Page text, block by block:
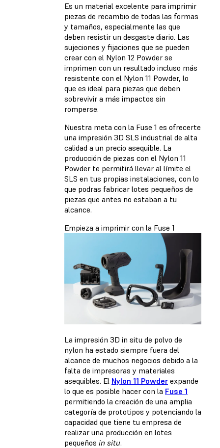
Es un material excelente para imprimir
piezas de recambio de todas las formas
y tamaños, especialmente las que
deben resistir un desgaste diario. Las
sujeciones y fijaciones que se pueden
crear con el Nylon 12 Powder se
imprimen con un resultado incluso más
resistente con el Nylon 11 Powder, lo
que es ideal para piezas que deben
sobrevivir a más impactos sin
romperse.
Nuestra meta con la Fuse 1 es ofrecerte
una impresión 3D SLS industrial de alta
calidad a un precio asequible. La
producción de piezas con el Nylon 11
Powder te permitirá llevar al límite el
SLS en tus propias instalaciones, con lo
que podras fabricar lotes pequeños de
piezas que antes no estaban a tu
alcance.
Empieza a imprimir con la Fuse 1
La impresión 3D in situ de polvo de
nylon ha estado siempre fuera del
alcance de muchos negocios debido a la
falta de impresoras y materiales
asequibles. El Nylon 11 Powder expande
lo que es posible hacer con la Fuse 1
permitiendo la creación de una amplia
categoría de prototipos y potenciando la
capacidad que tiene tu empresa de
realizar una producción en lotes
pequeños in situ.